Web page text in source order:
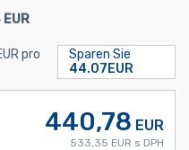
pro
Sparen Sie
44.07EUR
440,78 EUR
533,35 EUR s DPH